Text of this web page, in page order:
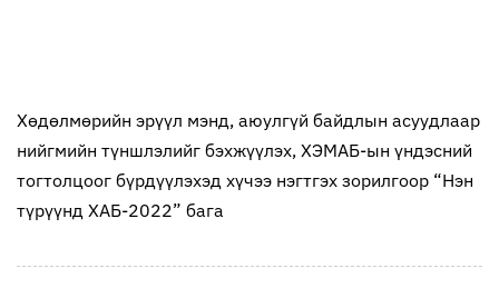
Хөдөлмөрийн эрүүл мэнд, аюулгүй байдлын асуудлаар
нийгмийн түншлэлийг бэхжүүлэх, ХЭМАБ-ын үндэсний
тогтолцоог бүрдүүлэхэд хүчээ нэгтгэх зорилгоор “Нэн
түрүүнд ХАБ-2022” бага